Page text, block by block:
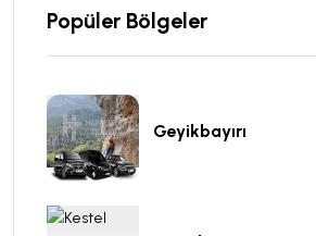
Popüler Bölgeler
Geyikbayırı